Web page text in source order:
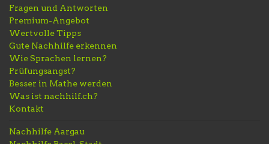
Fragen und Antworten
Premium-Angebot
Wertvolle Tipps
Gute Nachhilfe erkennen
Wie Sprachen lernen?
Prüfungsangst?
Besser in Mathe werden
Was ist nachhilf.ch?
Kontakt
Nachhilfe Aargau